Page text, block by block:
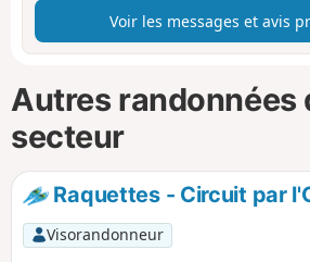
Voir les messages et avis
Autres randonnées
secteur
Raquettes - Circuit par
Visorandonneur